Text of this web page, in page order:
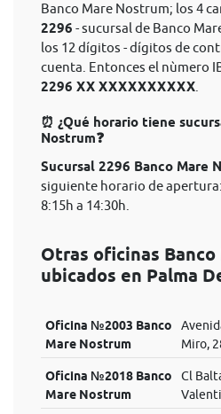
Banco Mare Nostrum; los 4
2296 - sucursal de Banco
los 12 dígitos - dígitos de
cuenta. Entonces el nùmero
2296 XX XXXXXXXXXX
⏰ ¿Qué horario tiene
Nostrum❓
Sucursal 2296 Banco Mare
siguiente horario de
8:15h a 14:30h.
Otras oficinas
ubicados en Palma
Oficina №2003 Banco
Mare Nostrum
Miro,
Oficina №2018 Banco
Mare Nostrum
Cl
Valenti